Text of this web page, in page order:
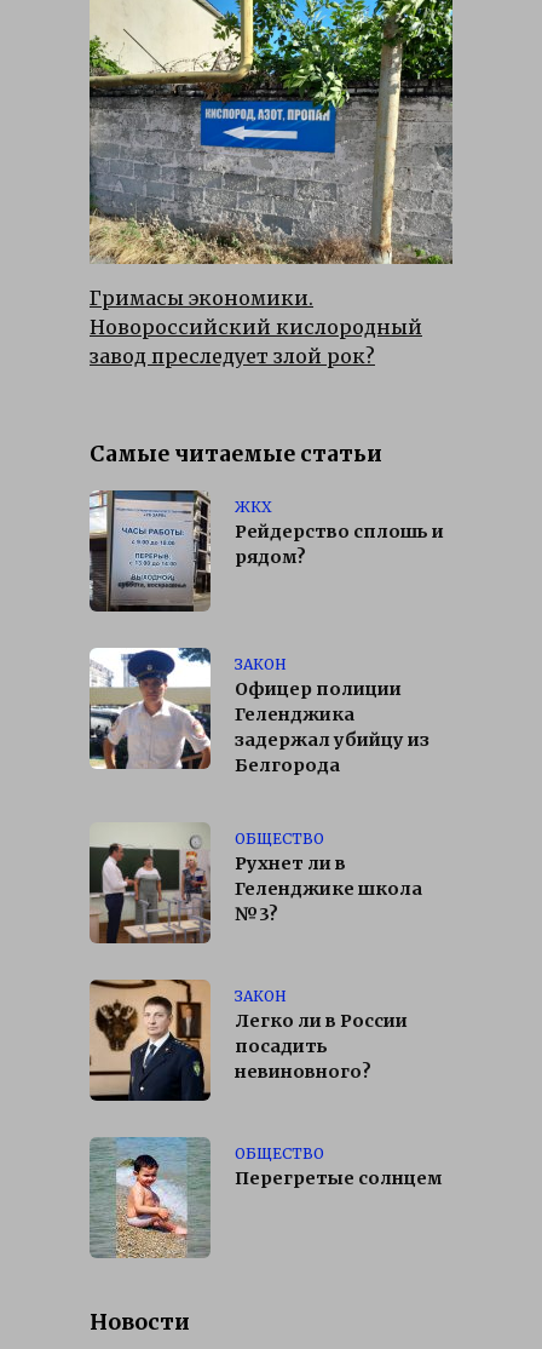
Гримасы экономики.
Новороссийский кислородный
завод преследует злой рок?
Самые читаемые статьи
ЖКХ
Рейдерство сплошь и
рядом?
ЗАКОН
Офицер полиции
Геленджика
задержал убийцу из
Белгорода
ОБЩЕСТВО
Рухнет ли в
Геленджике школа
№3?
ЗАКОН
Легко ли в России
посадить
невиновного?
ОБЩЕСТВО
Перегретые солнцем
Новости